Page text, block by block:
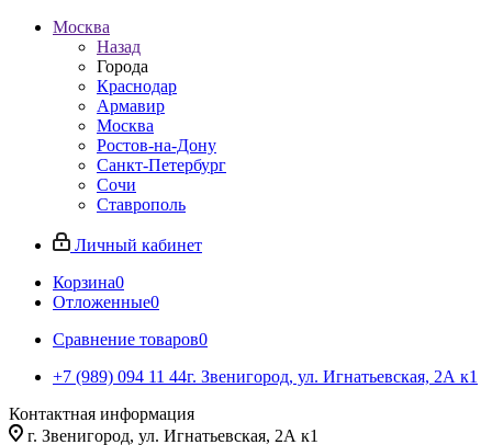
Москва
Назад
Города
Краснодар
Армавир
Москва
Ростов-на-Дону
Санкт-Петербург
Сочи
Ставрополь
Личный кабинет
Корзина0
Отложенные0
Сравнение товаров0
+7 (989) 094 11 44г. Звенигород, ул. Игнатьевская, 2А к1
Контактная информация
г. Звенигород, ул. Игнатьевская, 2А к1